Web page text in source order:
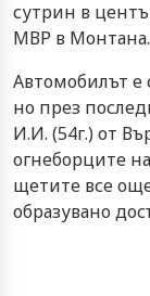
сутрин в
МВР в Монтана.
Автомобилът е
но през
И.И. (54г.) от
огнеборците
щетите все
образувано